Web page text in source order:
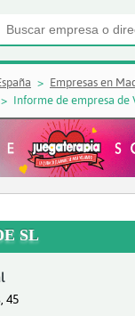
Empresas en
Informe de empresa de
SL
45